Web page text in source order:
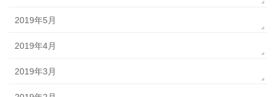
2019年5月
2019年4月
2019年3月